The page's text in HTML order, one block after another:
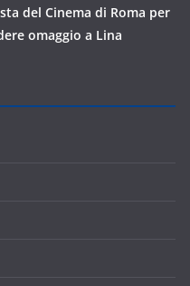
del Cinema di Roma per
omaggio a Lina